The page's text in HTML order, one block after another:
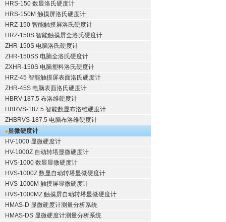
HRS-150 数显洛氏硬度计
HRS-150M 触摸屏洛氏硬度计
HRZ-150 智能触摸屏洛氏硬度计
HRZ-150S 智能触摸屏全洛氏硬度计
ZHR-150S 电脑洛氏硬度计
ZHR-150SS 电脑全洛氏硬度计
ZXHR-150S 电脑塑料洛氏硬度计
HRZ-45 智能触摸屏表面洛氏硬度计
ZHR-45S 电脑表面洛氏硬度计
HBRV-187.5 布洛维硬度计
HBRVS-187.5 智能数显布洛维硬度计
ZHBRVS-187.5 电脑布洛维硬度计
显微硬度计
HV-1000 显微硬度计
HV-1000Z 自动转塔显微硬度计
HVS-1000 数显显微硬度计
HVS-1000Z 数显自动转塔显微硬度计
HVS-1000M 触摸屏显微硬度计
HVS-1000MZ 触摸屏自动转塔显微硬度计
HMAS-D 显微硬度计测量分析系统
HMAS-DS 显微硬度计测量分析系统